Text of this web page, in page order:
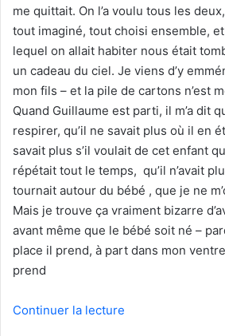
me quittait. On l’a voulu tous les
tout imaginé, tout choisi ensemble, et
lequel on allait habiter nous était
un cadeau du ciel. Je viens d’y
mon fils – et la pile de cartons n’est
Quand Guillaume est parti, il m’a dit
respirer, qu’il ne savait plus où il en
savait plus s’il voulait de cet enfant
répétait tout le temps, qu’il n’avait
tournait autour du bébé , que je ne
Mais je trouve ça vraiment bizarre
avant même que le bébé soit né –
place il prend, à part dans mon
prend
Continuer la lecture